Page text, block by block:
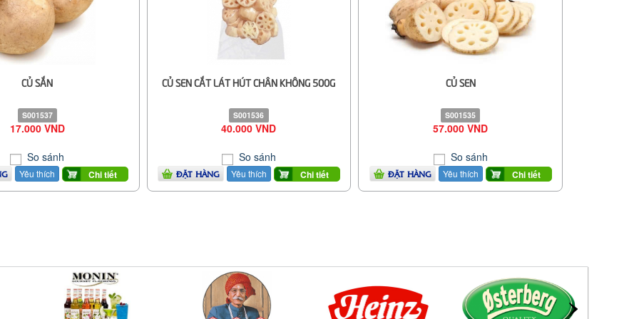
CỦ SẮN
S001537
17.000 VND
So sánh
Yêu thích Chi tiết
CỦ SEN CẮT LÁT HÚT CHÂN KHÔNG 500G
S001536
40.000 VND
So sánh
ĐẶT HÀNG Yêu thích Chi tiết
CỦ SEN
S001535
57.000 VND
So sánh
ĐẶT HÀNG Yêu thích Chi tiết